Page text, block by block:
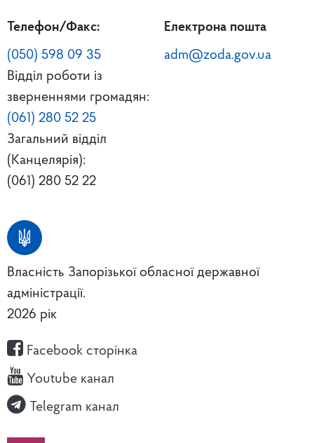
Телефон/Факс:
(050) 598 09 35
Відділ роботи із
зверненнями громадян:
(061) 280 52 25
Загальний відділ
(Канцелярія):
(061) 280 52 22
Електрона пошта
adm@zoda.gov.ua
Власність Запорізької обласної державної
адміністрації.
2026 рік
Facebook сторінка
Youtube канал
Telegram канал